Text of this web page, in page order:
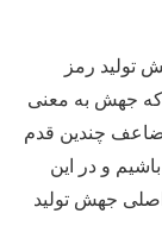
تولید رمز
که جهش به معنی
مضاعف چندین قدم
و در این
جهش تولید